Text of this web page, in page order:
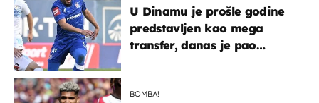
U Dinamu je prošle godine
predstavljen kao mega
transfer, danas je pao
BOMBA!